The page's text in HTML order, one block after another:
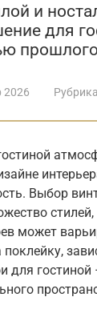
и
для
2026
Выбор
может
поклейку,
для